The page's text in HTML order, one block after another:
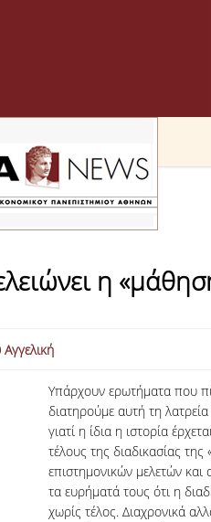
η
Υπάρχουν ερωτήματα που
διατηρούμε αυτή τη
γιατί η ίδια η ιστορία
τέλους της διαδικασίας
επιστημονικών μελετών
τα ευρήματά τους ότι η
χωρίς τέλος. Διαχρονικά